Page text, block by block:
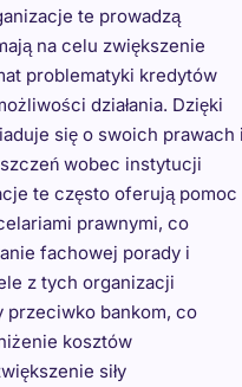
te prowadzą
na celu zwiększenie
problematyki kredytów
działania. Dzięki
się o swoich prawach
wobec instytucji
te często oferują pomoc
prawnymi, co
fachowej porady i
z tych organizacji
przeciwko bankom, co
kosztów
siły